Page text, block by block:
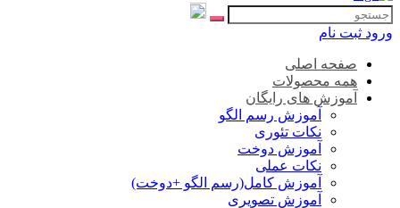
ورود ثبت نام
صفحه اصلی
همه محصولات
آموزش های رایگان
آموزش رسم الگو
نکات تئوری
آموزش دوخت
نکات عملی
آموزش کامل(رسم الگو +دوخت)
آموزش تصویری